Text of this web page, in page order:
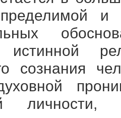
сознания
личности,